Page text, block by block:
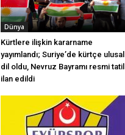
Dünya
Kürtlere ilişkin kararname
yayımlandı; Suriye’de kürtçe ulusal
dil oldu, Nevruz Bayramı resmi tatil
ilan edildi